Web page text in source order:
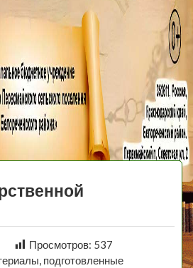
Просмотров: 537
подготовленные